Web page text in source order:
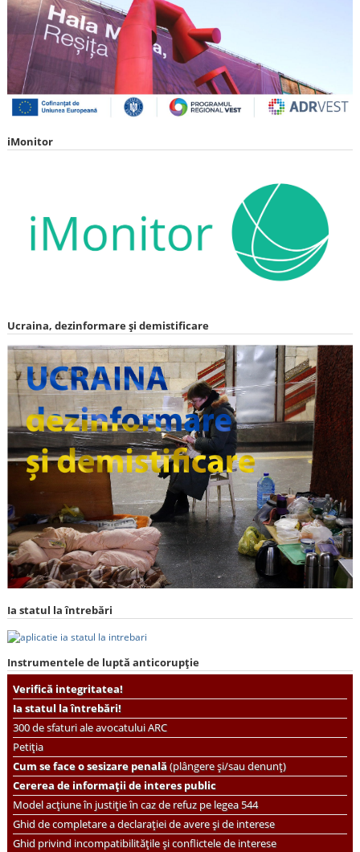
iMonitor
Ucraina, dezinformare și demistificare
Ia statul la întrebări
Instrumentele de luptă anticorupție
Verifică integritatea!
Ia statul la întrebări!
300 de sfaturi ale avocatului ARC
Petiția
Cum se face o sesizare penală(plângere și/sau denunț)
Cererea de informații de interes public
Model acțiune în justiție în caz de refuz pe legea 544
Ghid de completare a declarației de avere și de interese
Ghid privind incompatibilitățile și conflictele de interese